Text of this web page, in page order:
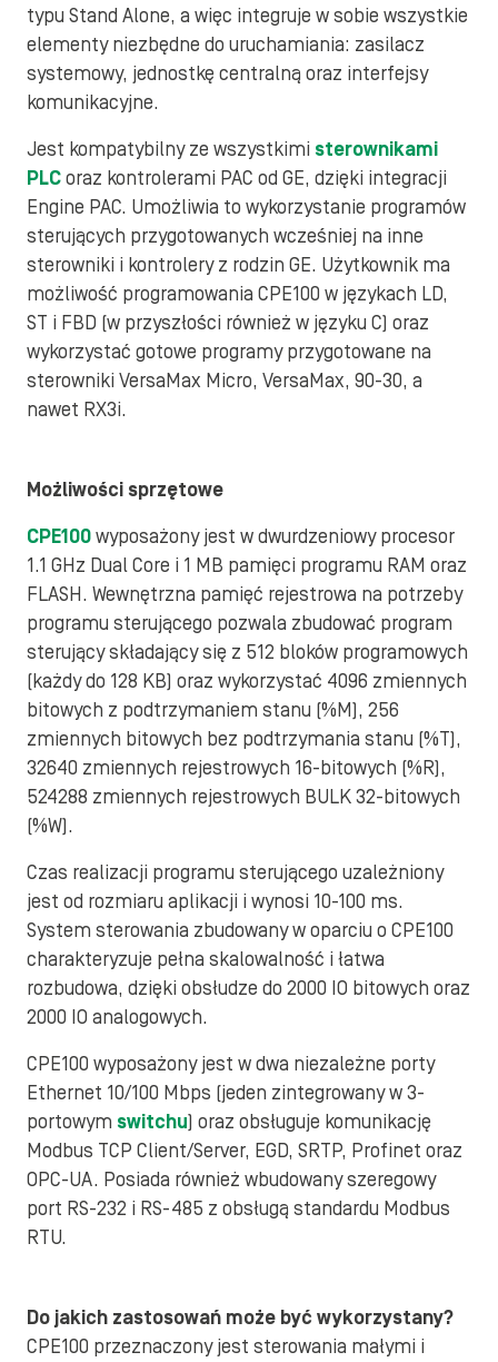
typu Stand Alone, a więc integruje w sobie wszystkie
elementy niezbędne do uruchamiania: zasilacz
systemowy, jednostkę centralną oraz interfejsy
komunikacyjne.
Jest kompatybilny ze wszystkimi sterownikami
PLCoraz kontrolerami PAC od GE, dzięki integracji
Engine PAC. Umożliwia to wykorzystanie programów
sterujących przygotowanych wcześniej na inne
sterowniki i kontrolery z rodzin GE. Użytkownik ma
możliwość programowania CPE100 w językach LD,
ST i FBD (w przyszłości również w języku C) oraz
wykorzystać gotowe programy przygotowane na
sterowniki VersaMax Micro, VersaMax, 90-30, a
nawet RX3i.
Możliwości sprzętowe
CPE100wyposażony jest w dwurdzeniowy procesor
1.1 GHz Dual Core i 1 MB pamięci programu RAM oraz
FLASH. Wewnętrzna pamięć rejestrowa na potrzeby
programu sterującego pozwala zbudować program
sterujący składający się z 512 bloków programowych
(każdy do 128 KB) oraz wykorzystać 4096 zmiennych
bitowych z podtrzymaniem stanu (%M), 256
zmiennych bitowych bez podtrzymania stanu (%T),
32640 zmiennych rejestrowych 16-bitowych (%R),
524288 zmiennych rejestrowych BULK 32-bitowych
(%W).
Czas realizacji programu sterującego uzależniony
jest od rozmiaru aplikacji i wynosi 10-100 ms.
System sterowania zbudowany w oparciu o CPE100
charakteryzuje pełna skalowalność i łatwa
rozbudowa, dzięki obsłudze do 2000 IO bitowych oraz
2000 IO analogowych.
CPE100 wyposażony jest w dwa niezależne porty
Ethernet 10/100 Mbps (jeden zintegrowany w 3-
portowym switchu) oraz obsługuje komunikację
Modbus TCP Client/Server, EGD, SRTP, Profinet oraz
OPC-UA. Posiada również wbudowany szeregowy
port RS-232 i RS-485 z obsługą standardu Modbus
RTU.
Do jakich zastosowań może być wykorzystany?
CPE100 przeznaczony jest sterowania małymi i